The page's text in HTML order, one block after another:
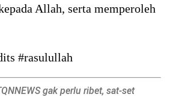
Allah, serta memperoleh
#rasulullah
gak perlu ribet, sat-set